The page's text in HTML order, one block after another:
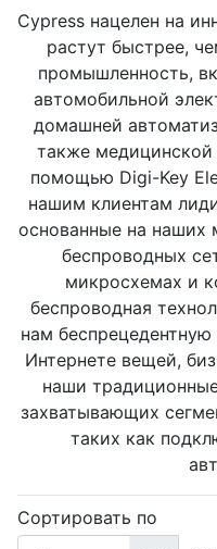
Cypress нацелен на
растут быстрее,
промышленность,
автомобильной
домашней
также
помощью Digi-Key
нашим клиентам
основанные на наших
беспроводных
микросхемах и
беспроводная
нам
Интернете вещей,
наши
захватывающих
таких как
Сортировать по